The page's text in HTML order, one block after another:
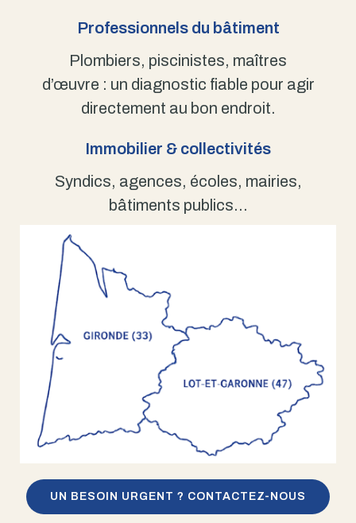
Professionnels du bâtiment
Plombiers, piscinistes, maîtres
d’œuvre : un diagnostic fiable pour agir
directement au bon endroit.
Immobilier & collectivités
Syndics, agences, écoles, mairies,
bâtiments publics…
UN BESOIN URGENT ? CONTACTEZ-NOUS